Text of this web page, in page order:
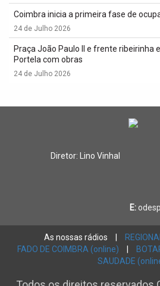
Coimbra inicia a primeira fase de
24 de Julho 2026
Praça João Paulo II e frente ribeirinha
Portela com obras
24 de Julho 2026
Diretor: Lino Vinhal
E:
As nossas rádios
FADO DE COIMBRA (online)
SAUDADE